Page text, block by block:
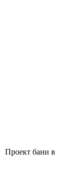
Проект бани в